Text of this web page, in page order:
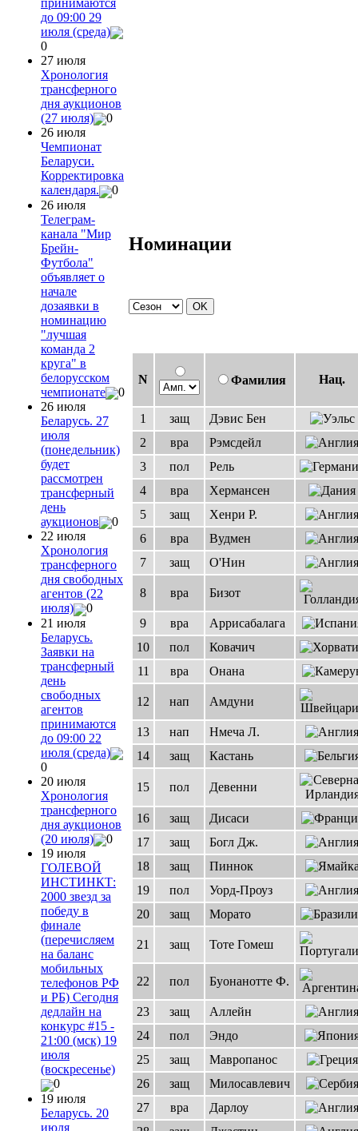
до 09:00 29
июля (среда)
0
27 июля
Хронология
трансферного
дня аукционов
(27 июля)
0
26 июля
Чемпионат
Беларуси.
Корректировка
календаря.
0
26 июля
Телеграм-
канала "Мир
Брейн-
Футбола"
объявляет о
начале
дозаявки в
номинацию
"лучшая
команда 2
круга" в
белорусском
чемпионате
0
26 июля
Беларусь. 27
июля
(понедельник)
будет
рассмотрен
трансферный
день
аукционов
0
22 июля
Хронология
трансферного
дня свободных
агентов (22
июля)
0
21 июля
Беларусь.
Заявки на
трансферный
день
свободных
агентов
принимаются
до 09:00 22
июля (среда)
0
20 июля
Хронология
трансферного
дня аукционов
(20 июля)
0
19 июля
ГОЛЕВОЙ
ИНСТИНКТ:
2000 звезд за
победу в
финале
(перечисляем
на баланс
мобильных
телефонов РФ
и РБ) Сегодня
дедлайн на
конкурс #15 -
21:00 (мск) 19
июля
(воскресенье)
0
19 июля
Беларусь. 20
июля
Номинации
N Фамилия Нац.
1 защ
Дэвис Бен
2
вра
Рэмсдейл
3
пол
Рель
4
вра
Хермансен
5
защ
Хенри Р.
6
вра
Вудмен
7
защ О'Нин
8 вра Бизот
9 вра
Аррисабалага
10
пол
Ковачич
11
вра Онана
12 нап Амдуни
13 нап
Нмеча Л.
14
защ Кастань
15 пол Девенни
16 защ
Дисаси
17
защ
Богл Дж.
18
защ
Пиннок
19
пол
Уорд-Проуз
20
защ Морато
21 защ Тоте Гомеш
22 пол Буонанотте Ф.
23 защ
Аллейн
24
пол
Эндо
25
защ
Мавропанос
26
защ
Милосавлевич
27
вра
Дарлоу